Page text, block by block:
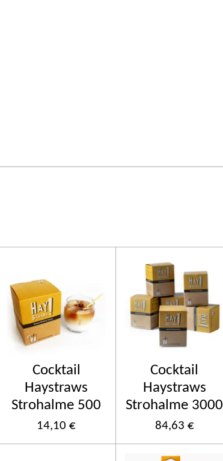
Cocktail
Haystraws
Strohalme 500
14,10 €
Cocktail
Haystraws
Strohalme 3000
84,63 €